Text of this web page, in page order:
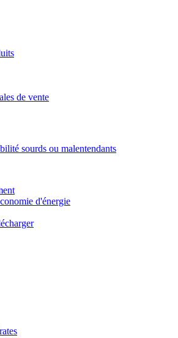
de vente
sourds ou malentendants
d'énergie